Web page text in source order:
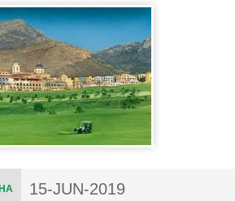
15-JUN-2019